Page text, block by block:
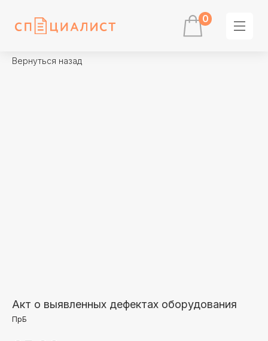
Вернуться назад
Акт о выявленных дефектах оборудования
ПрБ